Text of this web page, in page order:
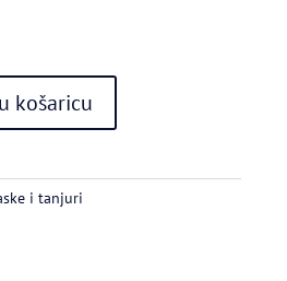
košaricu
i tanjuri